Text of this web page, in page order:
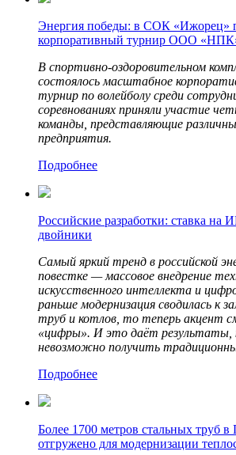
Энергия победы: в СОК «Ижорец»
корпоративный турнир ООО
В спортивно-оздоровительном
состоялось масштабное
турнир по волейболу среди
соревнованиях приняли участие
команды, представляющие
предприятия.
Подробнее
Российские разработки: ставка на
двойники
Самый яркий тренд в российской
повестке — массовое внедрение
искусственного интеллекта и
раньше модернизация сводилась к
труб и котлов, то теперь акцент
«цифры». И это даёт результаты,
невозможно получить
Подробнее
Более 1700 метров стальных труб
отгружено для модернизации